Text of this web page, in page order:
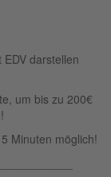
darstellen
um bis zu 200€
Minuten möglich!